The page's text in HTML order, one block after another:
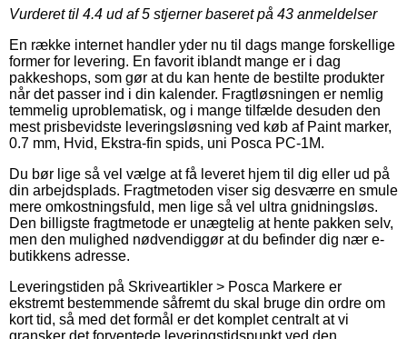
Vurderet til 4.4 ud af 5 stjerner baseret på 43 anmeldelser
En række internet handler yder nu til dags mange forskellige
former for levering. En favorit iblandt mange er i dag
pakkeshops, som gør at du kan hente de bestilte produkter
når det passer ind i din kalender. Fragtløsningen er nemlig
temmelig uproblematisk, og i mange tilfælde desuden den
mest prisbevidste leveringsløsning ved køb af Paint marker,
0.7 mm, Hvid, Ekstra-fin spids, uni Posca PC-1M.
Du bør lige så vel vælge at få leveret hjem til dig eller ud på
din arbejdsplads. Fragtmetoden viser sig desværre en smule
mere omkostningsfuld, men lige så vel ultra gnidningsløs.
Den billigste fragtmetode er unægtelig at hente pakken selv,
men den mulighed nødvendiggør at du befinder dig nær e-
butikkens adresse.
Leveringstiden på Skriveartikler > Posca Markere er
ekstremt bestemmende såfremt du skal bruge din ordre om
kort tid, så med det formål er det komplet centralt at vi
gransker det forventede leveringstidspunkt ved den